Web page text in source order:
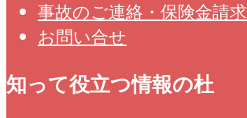
事故のご連絡・保険金請求
お問い合せ
知って役立つ情報の杜